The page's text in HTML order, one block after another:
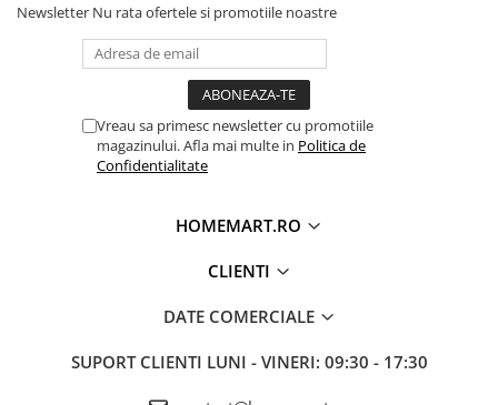
Newsletter Nu rata ofertele si promotiile noastre
Vreau sa primesc newsletter cu promotiile
magazinului. Afla mai multe in Politica de
Confidentialitate
HOMEMART.RO
CLIENTI
DATE COMERCIALE
SUPORT CLIENTI LUNI - VINERI: 09:30 - 17:30